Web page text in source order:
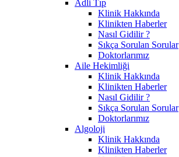
Adli Tıp
Klinik Hakkında
Klinikten Haberler
Nasıl Gidilir ?
Sıkça Sorulan Sorular
Doktorlarımız
Aile Hekimliği
Klinik Hakkında
Klinikten Haberler
Nasıl Gidilir ?
Sıkça Sorulan Sorular
Doktorlarımız
Algoloji
Klinik Hakkında
Klinikten Haberler